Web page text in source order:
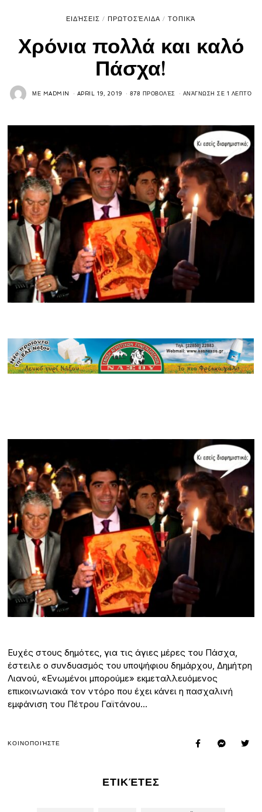
ΕΙΔΉΣΕΙΣ / ΠΡΩΤΟΣΈΛΙΔΑ / ΤΟΠΙΚΆ
Χρόνια πολλά και καλό
Πάσχα!
ΜΕ MADMIN APRIL 19, 2019 878 ΠΡΟΒΟΛΈΣ ΑΝΆΓΝΩΣΗ ΣΕ 1 ΛΕΠΤΌ
Ευχές στους δημότες, για τις άγιες μέρες του Πάσχα,
έστειλε ο συνδυασμός του υποψήφιου δημάρχου, Δημήτρη
Λιανού, «Ενωμένοι μπορούμε» εκμεταλλευόμενος
επικοινωνιακά τον ντόρο που έχει κάνει η πασχαλινή
εμφάνιση του Πέτρου Γαϊτάνου…
ΚΟΙΝΟΠΟΙΉΣΤΕ
ΕΤΙΚΈΤΕΣ